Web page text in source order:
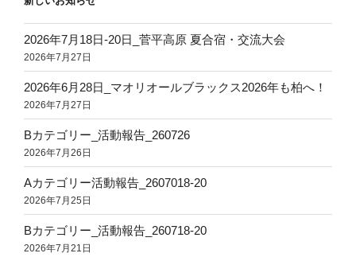
2026年7月18日‐20日_菅平高原 夏合宿・交流大会
2026年7月27日
2026年6月28日_マオリオールブラックス2026年も柏へ！
2026年7月27日
Bカテゴリー_活動報告_260726
2026年7月26日
Aカテゴリー活動報告_2607018-20
2026年7月25日
Bカテゴリー_活動報告_260718-20
2026年7月21日